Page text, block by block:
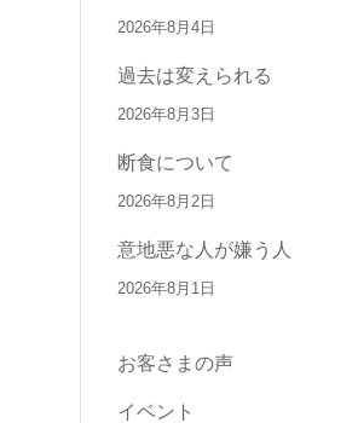
2026年8月4日
過去は変えられる
2026年8月3日
断食について
2026年8月2日
意地悪な人が嫌う人
2026年8月1日
お客さまの声
イベント